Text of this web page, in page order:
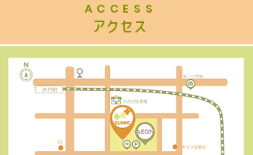
ACCESS
​アクセス